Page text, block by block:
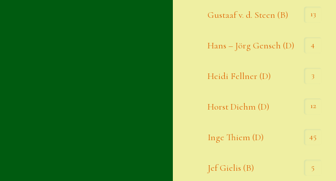
Gustaaf v. d. Steen (B) 13
Hans – Jörg Gensch (D) 4
Heidi Fellner (D) 3
Horst Diehm (D) 12
Inge Thiem (D) 45
Jef Gielis (B) 5